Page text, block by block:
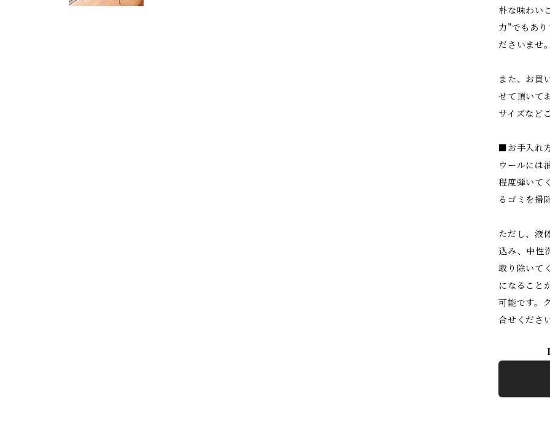
朴な味わい
力”でもあ
ださいませ
また、お買
せて頂いて
サイズなど
■お手入れ
ウールには
程度弾いて
るゴミを掃
ただし、液
込み、中性
取り除いて
になること
可能です。
合せくださ